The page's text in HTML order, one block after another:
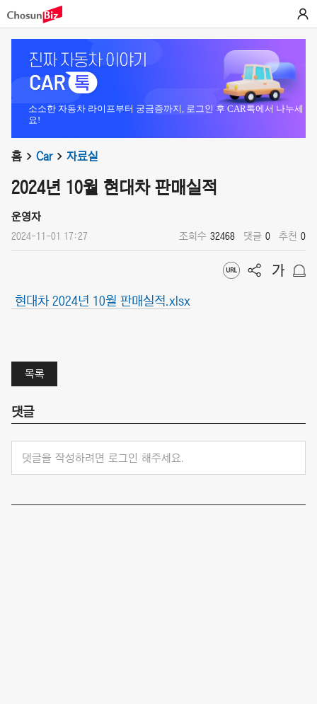
소소한 자동차 라이프부터 궁금증까지, 로그인 후 CAR톡에서 나누세
요!
홈 Car 자료실
2024년 10월 현대차 판매실적
운영자
2024-11-01 17:27 조회수 32468 댓글 0 추천 0
현대차 2024년 10월 판매실적.xlsx
목록
댓글
댓글을 작성하려면 로그인 해주세요.